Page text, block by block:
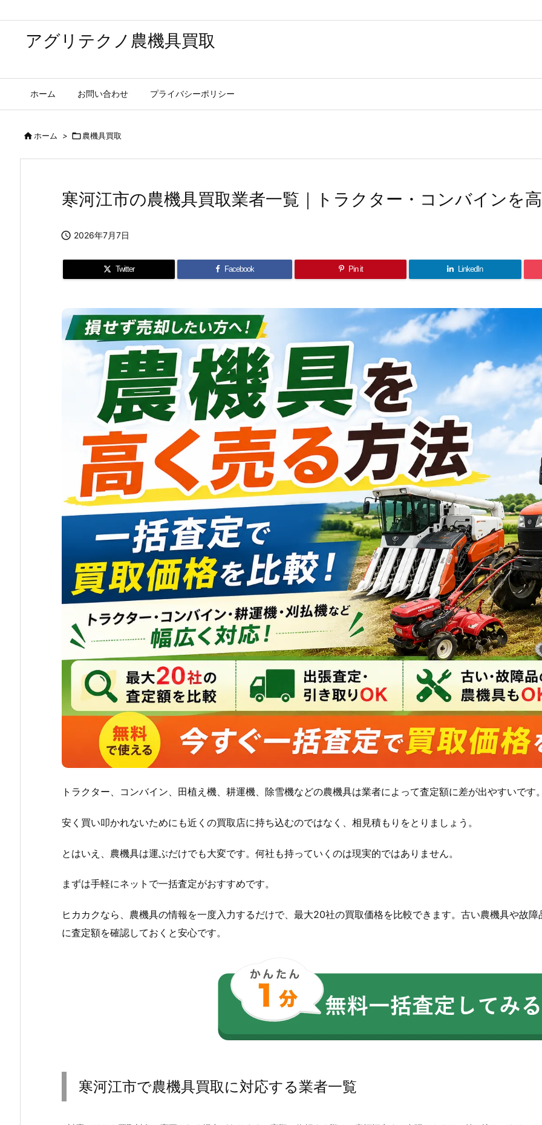
アグリテクノ農機具買取
ホーム お問い合わせ プライバシーポリシー
ホーム > 農機具買取
寒河江市の農機具買取業者一覧｜トラクター・コンバインを
 2026年7月7日
Twitter Facebook Pin it LinkedIn
トラクター、コンバイン、田植え機、耕運機、除雪機などの農機具は業者によって査定額に差が出やすいです
安く買い叩かれないためにも近くの買取店に持ち込むのではなく、相見積もりをとりましょう。
とはいえ、農機具は運ぶだけでも大変です。何社も持っていくのは現実的ではありません。
まずは手軽にネットで一括査定がおすすめです。
ヒカカクなら、農機具の情報を一度入力するだけで、最大20社の買取価格を比較できます。古い農機具や故
に査定額を確認しておくと安心です。
寒河江市で農機具買取に対応する業者一覧